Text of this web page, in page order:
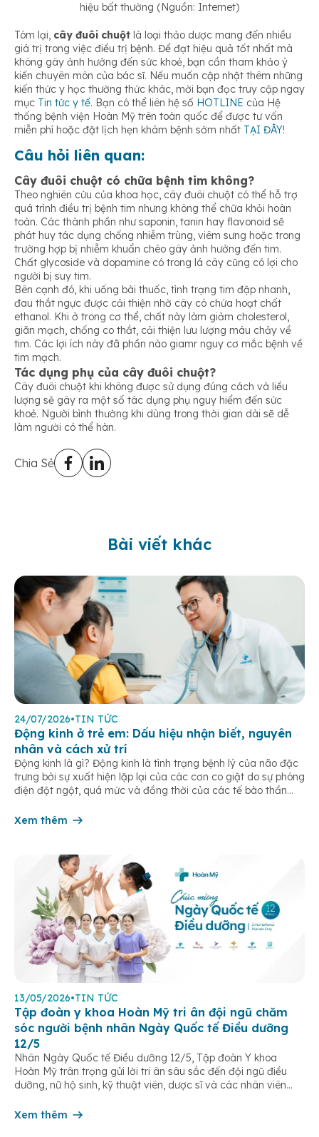
hiệu bất thường (Nguồn: Internet)
Tóm lại, cây đuôi chuột là loại thảo dược mang đến nhiều
giá trị trong việc điều trị bệnh. Để đạt hiệu quả tốt nhất mà
không gây ảnh hưởng đến sức khoẻ, bạn cần tham khảo ý
kiến chuyên môn của bác sĩ. Nếu muốn cập nhật thêm những
kiến thức y học thường thức khác, mời bạn đọc truy cập ngay
mục Tin tức y tế. Bạn có thể liên hệ số HOTLINE của Hệ
thống bệnh viện Hoàn Mỹ trên toàn quốc để được tư vấn
miễn phí hoặc đặt lịch hẹn khám bệnh sớm nhất TẠI ĐÂY!
Câu hỏi liên quan:
Cây đuôi chuột có chữa bệnh tim không?
Theo nghiên cứu của khoa học, cây đuôi chuột có thể hỗ trợ
quá trình điều trị bệnh tim nhưng không thể chữa khỏi hoàn
toàn. Các thành phần như saponin, tanin hay flavonoid sẽ
phát huy tác dụng chống nhiễm trùng, viêm sưng hoặc trong
trường hợp bị nhiễm khuẩn chéo gây ảnh hưởng đến tim.
Chất glycoside và dopamine có trong lá cây cũng có lợi cho
người bị suy tim.
Bên cạnh đó, khi uống bài thuốc, tình trạng tim đập nhanh,
đau thắt ngực được cải thiện nhờ cây có chứa hoạt chất
ethanol. Khi ở trong cơ thể, chất này làm giảm cholesterol,
giãn mạch, chống co thắt, cải thiện lưu lượng máu chảy về
tim. Các lợi ích này đã phần nào giamr nguy cơ mắc bệnh về
tim mạch.
Tác dụng phụ của cây đuôi chuột?
Cây đuôi chuột khi không được sử dụng đúng cách và liều
lượng sẽ gây ra một số tác dụng phụ nguy hiểm đến sức
khoẻ. Người bình thường khi dùng trong thời gian dài sẽ dễ
làm người có thể hàn.
Chia Sẻ
Bài viết khác
24/07/2026•TIN TỨC
Động kinh ở trẻ em: Dấu hiệu nhận biết, nguyên
nhân và cách xử trí
Động kinh là gì? Động kinh là tình trạng bệnh lý của não đặc
trưng bởi sự xuất hiện lặp lại của các cơn co giật do sự phóng
điện đột ngột, quá mức và đồng thời của các tế bào thần
Xem thêm
13/05/2026•TIN TỨC
Tập đoàn y khoa Hoàn Mỹ tri ân đội ngũ chăm
sóc người bệnh nhân Ngày Quốc tế Điều dưỡng
12/5
Nhân Ngày Quốc tế Điều dưỡng 12/5, Tập đoàn Y khoa
Hoàn Mỹ trân trọng gửi lời tri ân sâu sắc đến đội ngũ điều
dưỡng, nữ hộ sinh, kỹ thuật viên, dược sĩ và các nhân viên
âm thầm đồng hành trên […]
Xem thêm